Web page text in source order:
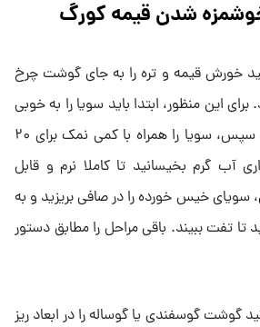
شدن قیمه کورگ
خورش قیمه و تره را به جای گوشت چرخ
این منظور، ابتدا باید سویا را به خوبی
بشویید و آبکشی کنید. سپس، سویا را همراه با کمی نمک برای ۲۰
آب گرم بخیسانید تا کاملا نرم و قابل
سویای خیس خورده را در صافی بریزید و به
تا تفت ببیند. باقی مراحل را مطابق دستور
گوشت گوسفندی یا گوساله را در ابعاد ریز